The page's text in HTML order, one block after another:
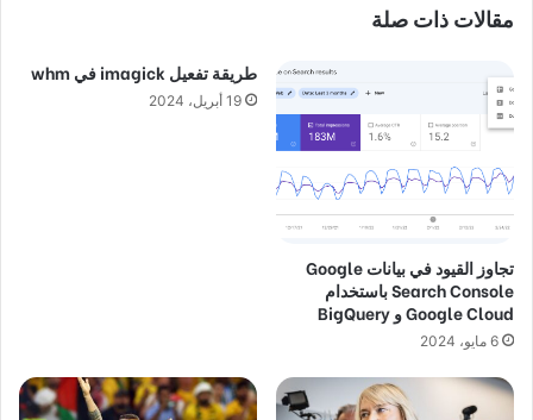
مقالات ذات صلة
تجاوز القيود في بيانات Google
Search Console باستخدام
Google Cloud و BigQuery
6 مايو، 2024
طريقة تفعيل imagick في whm
19 أبريل، 2024